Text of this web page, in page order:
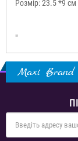
Розмір: 23.5 *9 см
"
Maxi Brand